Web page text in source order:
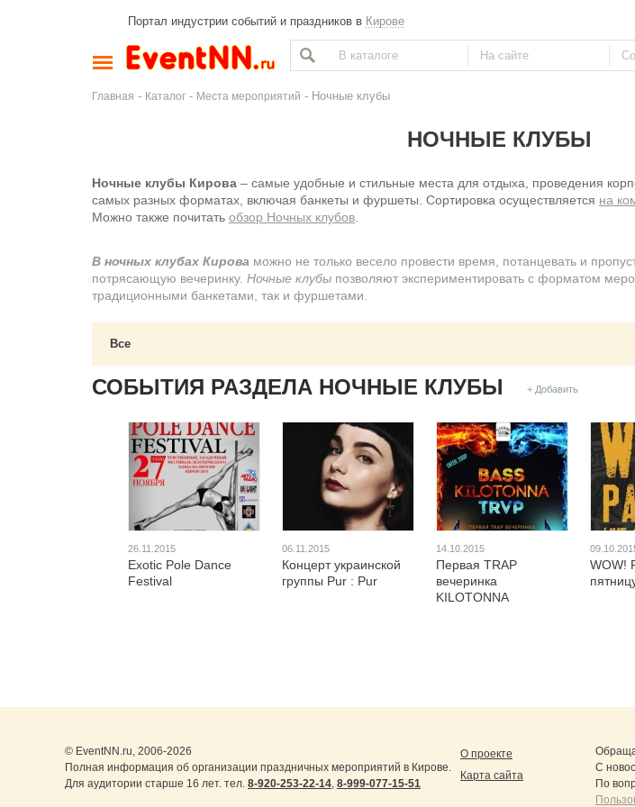
Портал индустрии событий и праздников в Кирове
Главная - Каталог - Места мероприятий - Ночные клубы
НОЧНЫЕ КЛУБЫ
Ночные клубы Кирова – самые удобные и стильные места для отдыха, проведения
самых разных форматах, включая банкеты и фуршеты. Сортировка осуществляется на
Можно также почитать обзор Ночных клубов
В ночных клубах Кирова можно не только весело провести время, потанцевать и
потрясающую вечеринку. Ночные клубы позволяют экспериментировать с форматом
традиционными банкетами, так и фуршетами.
Все
СОБЫТИЯ РАЗДЕЛА НОЧНЫЕ КЛУБЫ + Добавить
26.11.2015
Exotic Pole Dance
Festival
06.11.2015
Концерт украинской
группы Pur : Pur
14.10.2015
Первая TRAP
вечеринка
KILOTONNA
WOW!
© EventNN.ru, 2006-2026
Полная информация об организации праздничных мероприятий в Кирове.
Для аудитории старше 16 лет. тел. 8-920-253-22-14, 8-999-077-15-51
О проекте
Карта сайта
С
По